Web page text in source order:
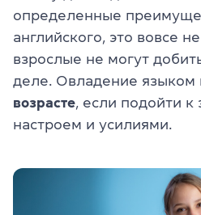
определенные
английского, это вовсе
взрослые не могут
деле. Овладение языком
возрасте, если подойти к
настроем и усилиями.